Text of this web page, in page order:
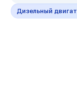
Дизельный